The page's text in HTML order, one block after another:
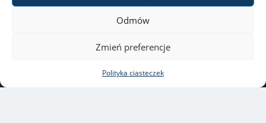
Odmów
Zmień preferencje
Polityka ciasteczek
26/28, 00-927 Warszawa
Copyright © 2021-2022 by